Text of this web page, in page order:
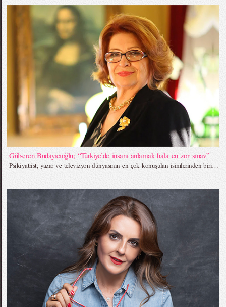
Gülseren Budayıcıoğlu; “Türkiye’de insanı anlamak hala en zor sınav”
Psikiyatrist, yazar ve televizyon dünyasının en çok konuşulan isimlerinden biri…